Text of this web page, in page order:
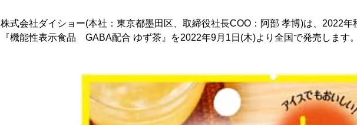
株式会社ダイショー(本社：東京都墨田区、取締役社長COO：阿部 孝博)は、2022年
『機能性表示食品 GABA配合 ゆず茶』を2022年9月1日(木)より全国で発売します